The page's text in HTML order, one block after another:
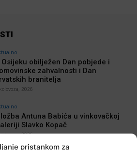
pristankom za
Osijeku obilježen Dan pobjede i
zahvalnosti i Dan
branitelja
2026
Antuna Babića u vinkovačkoj
Slavko Kopač
2026